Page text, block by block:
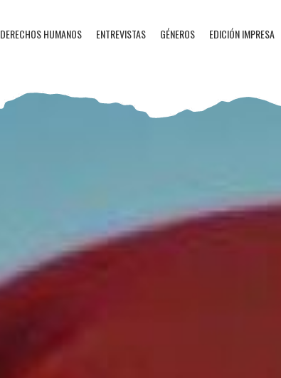
DERECHOS HUMANOS ENTREVISTAS GÉNEROS EDICIÓN IMPRESA